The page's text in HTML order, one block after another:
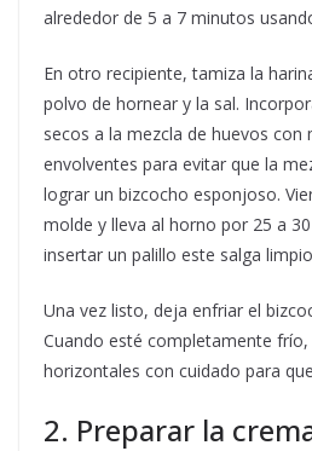
alrededor de 5 a 7 minutos
En otro recipiente, tamiza la
polvo de hornear y la sal.
secos a la mezcla de huevos con
envolventes para evitar que la
lograr un bizcocho esponjoso.
molde y lleva al horno por 25 a
insertar un palillo este salga
Una vez listo, deja enfriar el
Cuando esté completamente
horizontales con cuidado para
2. Preparar la